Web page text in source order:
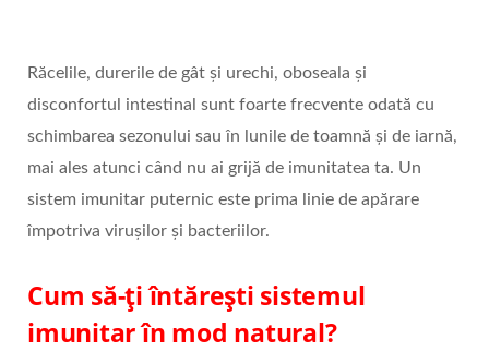
Răcelile, durerile de gât și urechi, oboseala și
disconfortul intestinal sunt foarte frecvente odată cu
schimbarea sezonului sau în lunile de toamnă și de iarnă,
mai ales atunci când nu ai grijă de imunitatea ta. Un
sistem imunitar puternic este prima linie de apărare
împotriva virușilor și bacteriilor.
Cum să-ți întărești sistemul
imunitar în mod natural?